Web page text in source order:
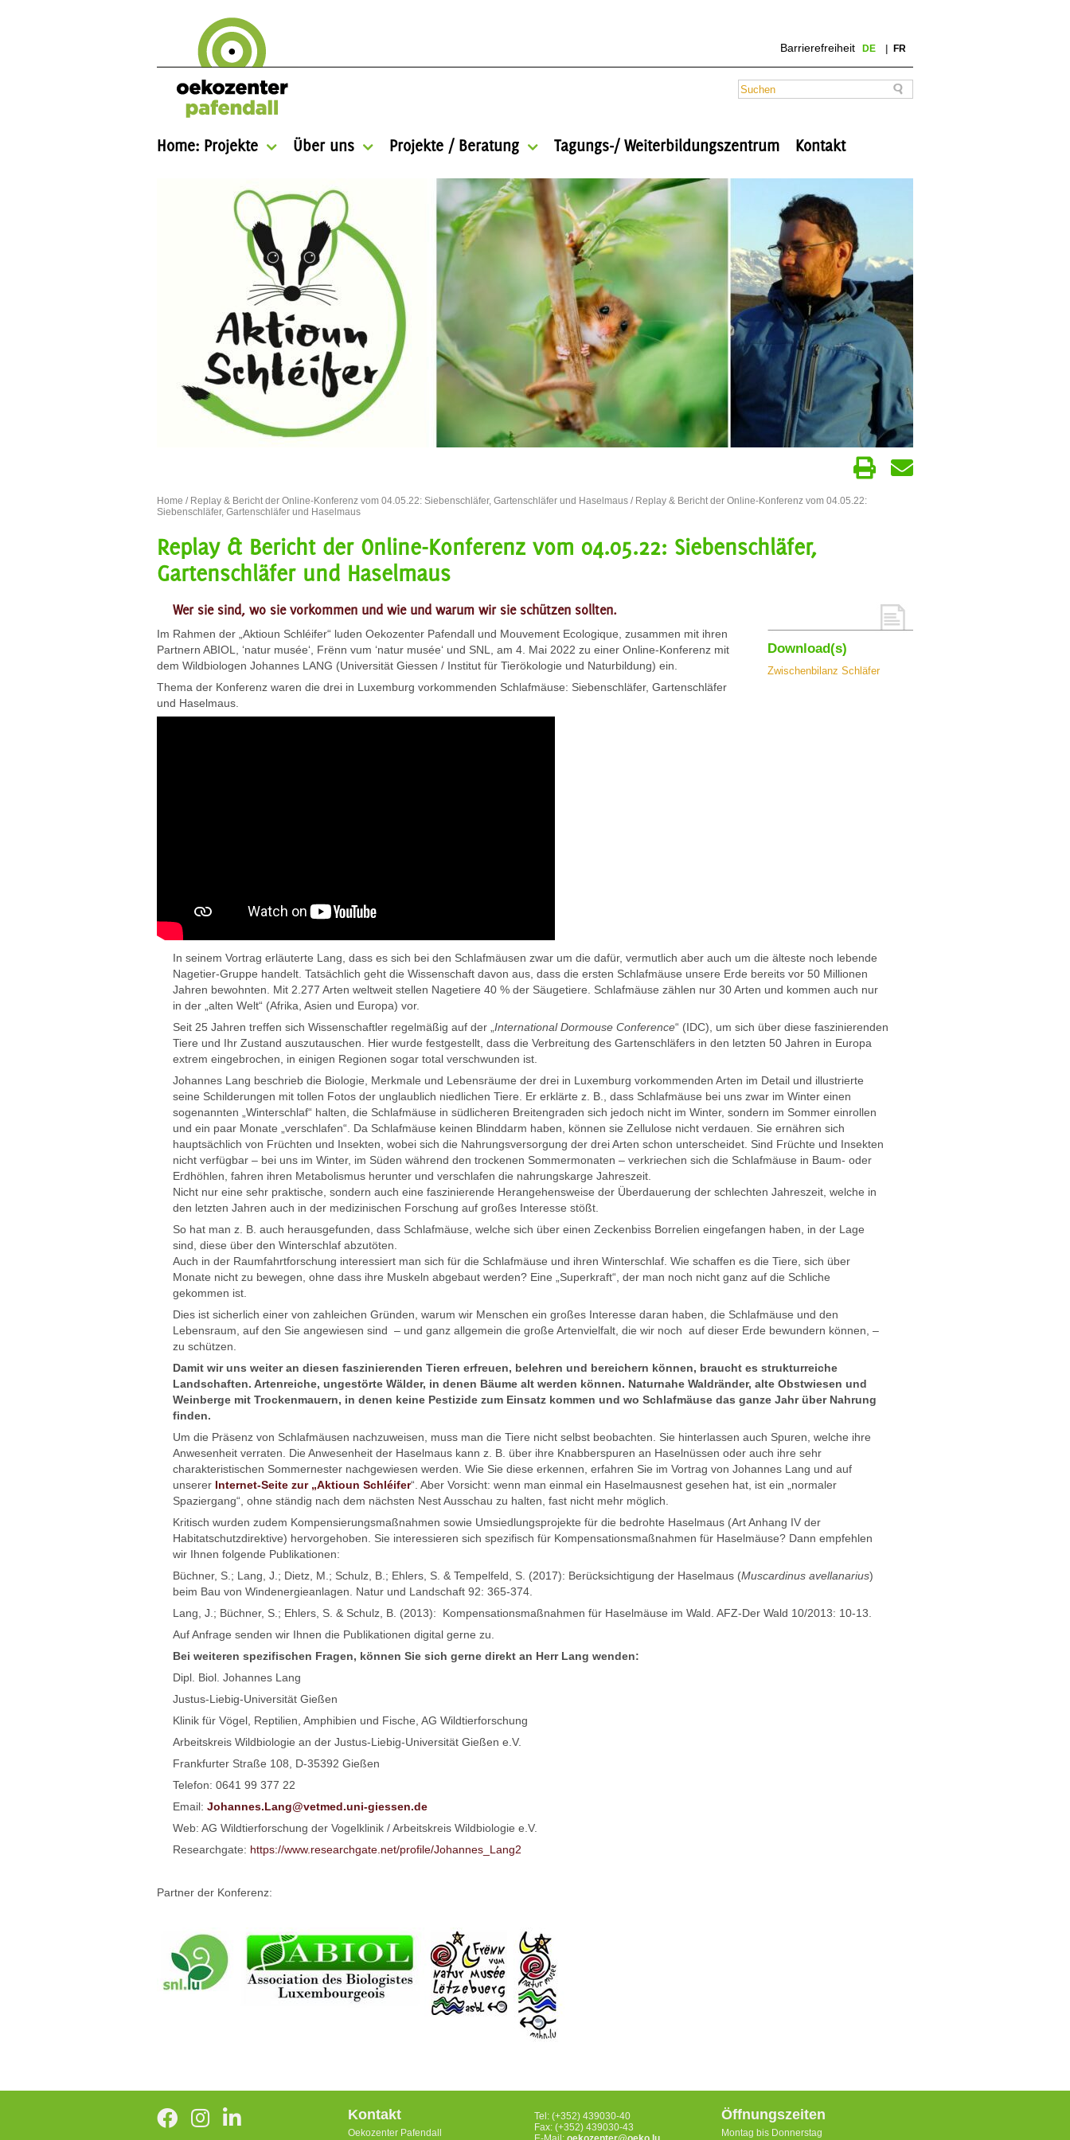
Barrierefreiheit DE FR
Home: Projekte Über uns Projekte / Beratung Tagungs-/ Weiterbildungszentrum Kontakt
Home / Replay & Bericht der Online-Konferenz vom 04.05.22: Siebenschläfer, Gartenschläfer und Haselmaus / Replay & Bericht der Online-Konferenz vom 04.05.22:
Siebenschläfer, Gartenschläfer und Haselmaus
Replay & Bericht der Online-Konferenz vom 04.05.22: Siebenschläfer,
Gartenschläfer und Haselmaus
Download(s)
Zwischenbilanz Schläfer
Wer sie sind, wo sie vorkommen und wie und warum wir sie schützen sollten.
Im Rahmen der „Aktioun Schléifer“ luden Oekozenter Pafendall und Mouvement Ecologique, zusammen mit ihren
Partnern ABIOL, ‘natur musée‘, Frënn vum ‘natur musée‘ und SNL, am 4. Mai 2022 zu einer Online-Konferenz mit
dem Wildbiologen Johannes LANG (Universität Giessen / Institut für Tierökologie und Naturbildung) ein.
Thema der Konferenz waren die drei in Luxemburg vorkommenden Schlafmäuse: Siebenschläfer, Gartenschläfer
und Haselmaus.
In seinem Vortrag erläuterte Lang, dass es sich bei den Schlafmäusen zwar um die dafür, vermutlich aber auch um die älteste noch lebende
Nagetier-Gruppe handelt. Tatsächlich geht die Wissenschaft davon aus, dass die ersten Schlafmäuse unsere Erde bereits vor 50 Millionen
Jahren bewohnten. Mit 2.277 Arten weltweit stellen Nagetiere 40 % der Säugetiere. Schlafmäuse zählen nur 30 Arten und kommen auch nur
in der „alten Welt“ (Afrika, Asien und Europa) vor.
Seit 25 Jahren treffen sich Wissenschaftler regelmäßig auf der „ International Dormouse Conference“ (IDC), um sich über diese faszinierenden
Tiere und Ihr Zustand auszutauschen. Hier wurde festgestellt, dass die Verbreitung des Gartenschläfers in den letzten 50 Jahren in Europa
extrem eingebrochen, in einigen Regionen sogar total verschwunden ist.
Johannes Lang beschrieb die Biologie, Merkmale und Lebensräume der drei in Luxemburg vorkommenden Arten im Detail und illustrierte
seine Schilderungen mit tollen Fotos der unglaublich niedlichen Tiere. Er erklärte z. B., dass Schlafmäuse bei uns zwar im Winter einen
sogenannten „Winterschlaf“ halten, die Schlafmäuse in südlicheren Breitengraden sich jedoch nicht im Winter, sondern im Sommer einrollen
und ein paar Monate „verschlafen“. Da Schlafmäuse keinen Blinddarm haben, können sie Zellulose nicht verdauen. Sie ernähren sich
hauptsächlich von Früchten und Insekten, wobei sich die Nahrungsversorgung der drei Arten schon unterscheidet. Sind Früchte und Insekten
nicht verfügbar – bei uns im Winter, im Süden während den trockenen Sommermonaten – verkriechen sich die Schlafmäuse in Baum- oder
Erdhöhlen, fahren ihren Metabolismus herunter und verschlafen die nahrungskarge Jahreszeit.
Nicht nur eine sehr praktische, sondern auch eine faszinierende Herangehensweise der Überdauerung der schlechten Jahreszeit, welche in
den letzten Jahren auch in der medizinischen Forschung auf großes Interesse stößt.
So hat man z. B. auch herausgefunden, dass Schlafmäuse, welche sich über einen Zeckenbiss Borrelien eingefangen haben, in der Lage
sind, diese über den Winterschlaf abzutöten.
Auch in der Raumfahrtforschung interessiert man sich für die Schlafmäuse und ihren Winterschlaf. Wie schaffen es die Tiere, sich über
Monate nicht zu bewegen, ohne dass ihre Muskeln abgebaut werden? Eine „Superkraft“, der man noch nicht ganz auf die Schliche
gekommen ist.
Dies ist sicherlich einer von zahleichen Gründen, warum wir Menschen ein großes Interesse daran haben, die Schlafmäuse und den
Lebensraum, auf den Sie angewiesen sind – und ganz allgemein die große Artenvielfalt, die wir noch auf dieser Erde bewundern können, –
zu schützen.
Damit wir uns weiter an diesen faszinierenden Tieren erfreuen, belehren und bereichern können, braucht es strukturreiche
Landschaften. Artenreiche, ungestörte Wälder, in denen Bäume alt werden können. Naturnahe Waldränder, alte Obstwiesen und
Weinberge mit Trockenmauern, in denen keine Pestizide zum Einsatz kommen und wo Schlafmäuse das ganze Jahr über Nahrung
finden.
Um die Präsenz von Schlafmäusen nachzuweisen, muss man die Tiere nicht selbst beobachten. Sie hinterlassen auch Spuren, welche ihre
Anwesenheit verraten. Die Anwesenheit der Haselmaus kann z. B. über ihre Knabberspuren an Haselnüssen oder auch ihre sehr
charakteristischen Sommernester nachgewiesen werden. Wie Sie diese erkennen, erfahren Sie im Vortrag von Johannes Lang und auf
unserer Internet-Seite zur „Aktioun Schléifer“. Aber Vorsicht: wenn man einmal ein Haselmausnest gesehen hat, ist ein „normaler
Spaziergang“, ohne ständig nach dem nächsten Nest Ausschau zu halten, fast nicht mehr möglich.
Kritisch wurden zudem Kompensierungsmaßnahmen sowie Umsiedlungsprojekte für die bedrohte Haselmaus (Art Anhang IV der
Habitatschutzdirektive) hervorgehoben. Sie interessieren sich spezifisch für Kompensationsmaßnahmen für Haselmäuse? Dann empfehlen
wir Ihnen folgende Publikationen:
Büchner, S.; Lang, J.; Dietz, M.; Schulz, B.; Ehlers, S. & Tempelfeld, S. (2017): Berücksichtigung der Haselmaus (Muscardinus avellanarius)
beim Bau von Windenergieanlagen. Natur und Landschaft 92: 365-374.
Lang, J.; Büchner, S.; Ehlers, S. & Schulz, B. (2013): Kompensationsmaßnahmen für Haselmäuse im Wald. AFZ-Der Wald 10/2013: 10-13.
Auf Anfrage senden wir Ihnen die Publikationen digital gerne zu.
Bei weiteren spezifischen Fragen, können Sie sich gerne direkt an Herr Lang wenden:
Dipl. Biol. Johannes Lang
Justus-Liebig-Universität Gießen
Klinik für Vögel, Reptilien, Amphibien und Fische, AG Wildtierforschung
Arbeitskreis Wildbiologie an der Justus-Liebig-Universität Gießen e.V.
Frankfurter Straße 108, D-35392 Gießen
Telefon: 0641 99 377 22
Email: Johannes.Lang@vetmed.uni-giessen.de
Web: AG Wildtierforschung der Vogelklinik / Arbeitskreis Wildbiologie e.V.
Researchgate: https://www.researchgate.net/profile/Johannes_Lang2
Partner der Konferenz:
Kontakt
Oekozenter Pafendall
Tel: (+352) 439030-40
Fax: (+352) 439030-43
Öffnungszeiten
Montag bis Donnerstag